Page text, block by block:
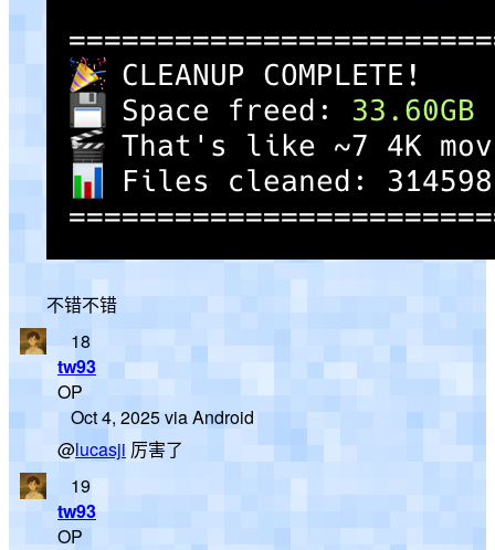
不错不错
18
tw93
OP
Oct 4, 2025 via Android
@lucasji 厉害了
19
tw93
OP